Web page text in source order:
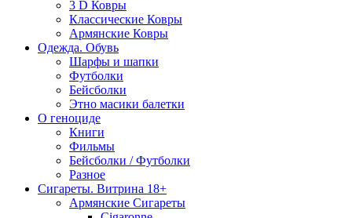
3 D Ковры
Классические Ковры
Армянские Ковры
Одежда. Обувь
Шарфы и шапки
Футболки
Бейсболки
Этно масики балетки
О геноциде
Книги
Фильмы
Бейсболки / Футболки
Разное
Сигареты. Витрина 18+
Армянские Сигареты